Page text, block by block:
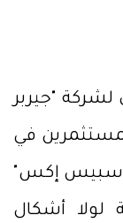
لشركة "جيربر
في
و"سبيس إكس"
لولا أشكال